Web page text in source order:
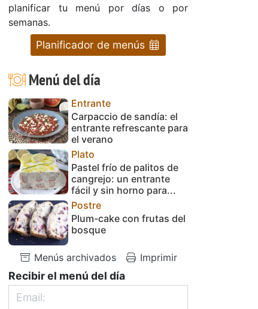
planificar tu menú por días o por
semanas.
Planificador de menús
Menú del día
Entrante
Carpaccio de sandía: el
entrante refrescante para
el verano
Plato
Pastel frío de palitos de
cangrejo: un entrante
fácil y sin horno para...
Postre
Plum-cake con frutas del
bosque
Menús archivados Imprimir
Recibir el menú del día